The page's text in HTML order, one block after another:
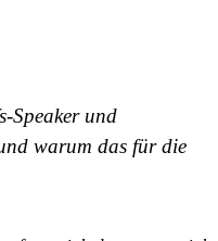
Speaker und
warum das für die